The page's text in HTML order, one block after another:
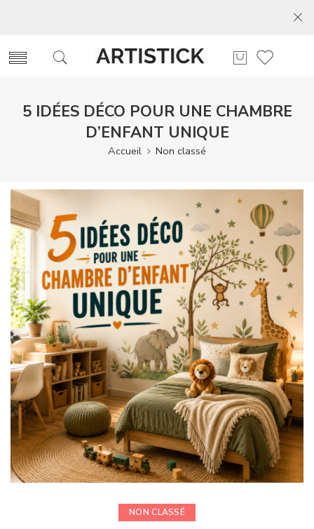
5 IDÉES DÉCO POUR UNE CHAMBRE
D’ENFANT UNIQUE
Accueil Non classé
NON CLASSÉ